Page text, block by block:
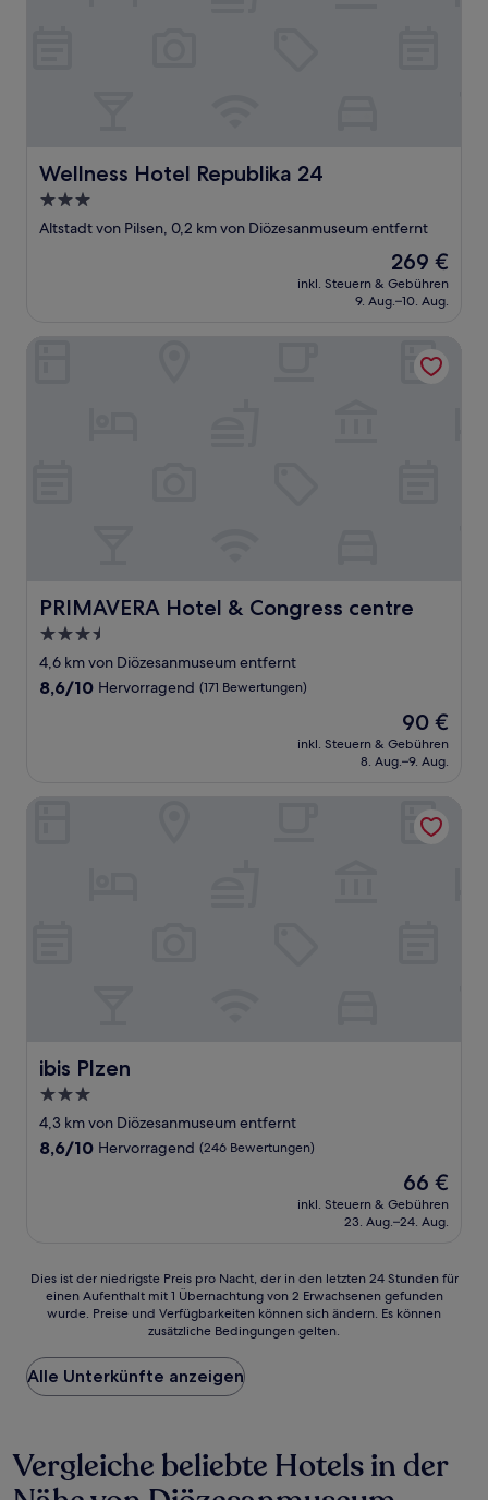
Wellness Hotel Republika 24
Wellness Hotel Republika 24
3.0-
Sterne-
Altstadt von Pilsen, 0,2 km von Diözesanmuseum entfernt
Der
Preis
beträgt
269 €
inkl. Steuern & Gebühren
9. Aug.–10. Aug.
PRIMAVERA Hotel & Congress centre
PRIMAVERA Hotel & Congress centre
3.5-
Sterne-
Unterkunft
4,6 km von Diözesanmuseum entfernt
8.6
8,6/10 Hervorragend (171 Bewertungen)
Der
Preis
beträgt
90 €
inkl. Steuern & Gebühren
8. Aug.–9. Aug.
ibis Plzen
ibis Plzen
3.0-
Sterne-
Unterkunft
4,3 km von Diözesanmuseum entfernt
8.6
8,6/10 Hervorragend (246 Bewertungen)
Der
Preis
beträgt
66 €
inkl. Steuern & Gebühren
23. Aug.–24. Aug.
Dies
der
Preis
pro
Nacht,
den
letzten
24 Stunden
Dies ist der niedrigste Preis pro Nacht, der in den letzten 24 Stunden für
einen Aufenthalt mit 1 Übernachtung von 2 Erwachsenen gefunden
wurde. Preise und Verfügbarkeiten können sich ändern. Es können
zusätzliche Bedingungen gelten.
Alle Unterkünfte anzeigen
Vergleiche beliebte Hotels in der